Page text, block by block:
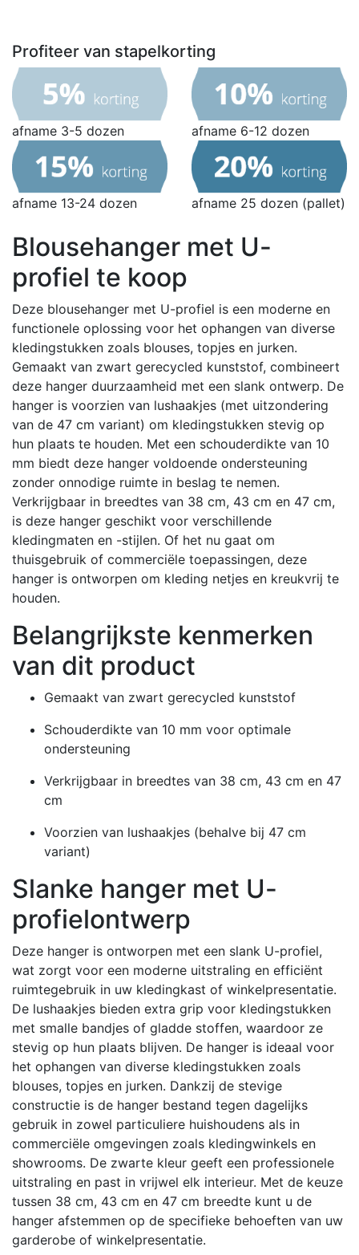
Profiteer van stapelkorting
afname 3-5 dozen afname 6-12 dozen
afname 13-24 dozen afname 25 dozen (pallet)
Blousehanger met U-
profiel te koop
Deze blousehanger met U-profiel is een moderne en
functionele oplossing voor het ophangen van diverse
kledingstukken zoals blouses, topjes en jurken.
Gemaakt van zwart gerecycled kunststof, combineert
deze hanger duurzaamheid met een slank ontwerp. De
hanger is voorzien van lushaakjes (met uitzondering
van de 47 cm variant) om kledingstukken stevig op
hun plaats te houden. Met een schouderdikte van 10
mm biedt deze hanger voldoende ondersteuning
zonder onnodige ruimte in beslag te nemen.
Verkrijgbaar in breedtes van 38 cm, 43 cm en 47 cm,
is deze hanger geschikt voor verschillende
kledingmaten en -stijlen. Of het nu gaat om
thuisgebruik of commerciële toepassingen, deze
hanger is ontworpen om kleding netjes en kreukvrij te
houden.
Belangrijkste kenmerken
van dit product
Gemaakt van zwart gerecycled kunststof
Schouderdikte van 10 mm voor optimale
ondersteuning
Verkrijgbaar in breedtes van 38 cm, 43 cm en 47
cm
Voorzien van lushaakjes (behalve bij 47 cm
variant)
Slanke hanger met U-
profielontwerp
Deze hanger is ontworpen met een slank U-profiel,
wat zorgt voor een moderne uitstraling en efficiënt
ruimtegebruik in uw kledingkast of winkelpresentatie.
De lushaakjes bieden extra grip voor kledingstukken
met smalle bandjes of gladde stoffen, waardoor ze
stevig op hun plaats blijven. De hanger is ideaal voor
het ophangen van diverse kledingstukken zoals
blouses, topjes en jurken. Dankzij de stevige
constructie is de hanger bestand tegen dagelijks
gebruik in zowel particuliere huishoudens als in
commerciële omgevingen zoals kledingwinkels en
showrooms. De zwarte kleur geeft een professionele
uitstraling en past in vrijwel elk interieur. Met de keuze
tussen 38 cm, 43 cm en 47 cm breedte kunt u de
hanger afstemmen op de specifieke behoeften van uw
garderobe of winkelpresentatie.